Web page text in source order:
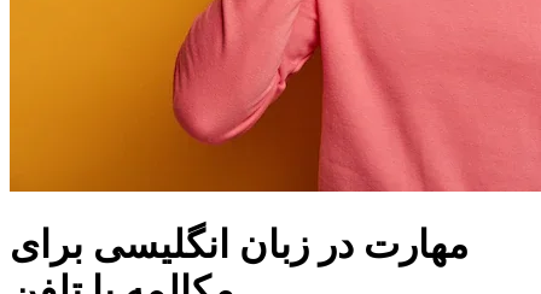
مهارت در زبان انگلیسی برای